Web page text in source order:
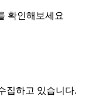
확인해보세요
집하고 있습니다.